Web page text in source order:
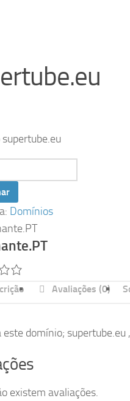
Domínios
Avaliações (0)
este domínio;
existem avaliações.